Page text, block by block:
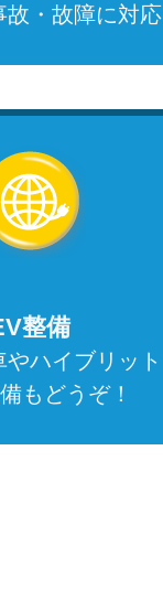
故・故障に対応
整備
やハイブリット
もどうぞ！